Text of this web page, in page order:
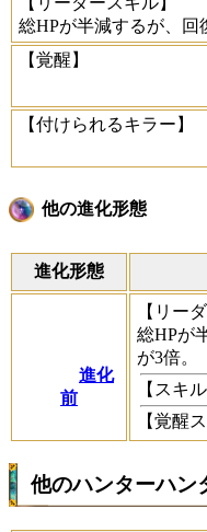
総HPが半減するが、回
【覚醒】
【付けられるキラー】
他の進化形態
進化形態
進化
前
【リー
総HPが
が3倍。
【スキル
【覚醒
他のハンターハン